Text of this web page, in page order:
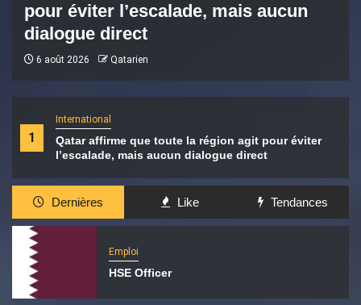
1
International
Qatar affirme que toute la région agit pour éviter
l’escalade, mais aucun dialogue direct
pour éviter l’escalade, mais aucun
dialogue direct
6 août 2026 Qatarien
Dernières Like Tendances
Emploi
HSE Officer